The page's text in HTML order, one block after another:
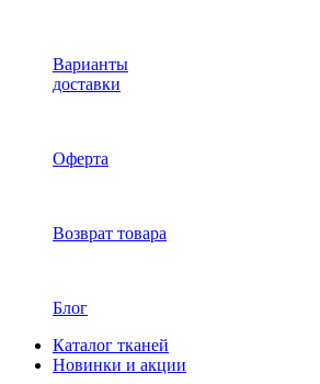
Варианты
доставки
Оферта
Возврат товара
Блог
Каталог тканей
Новинки и акции